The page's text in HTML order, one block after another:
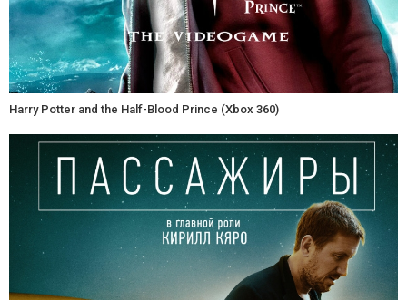
Harry Potter and the Half-Blood Prince (Xbox 360)